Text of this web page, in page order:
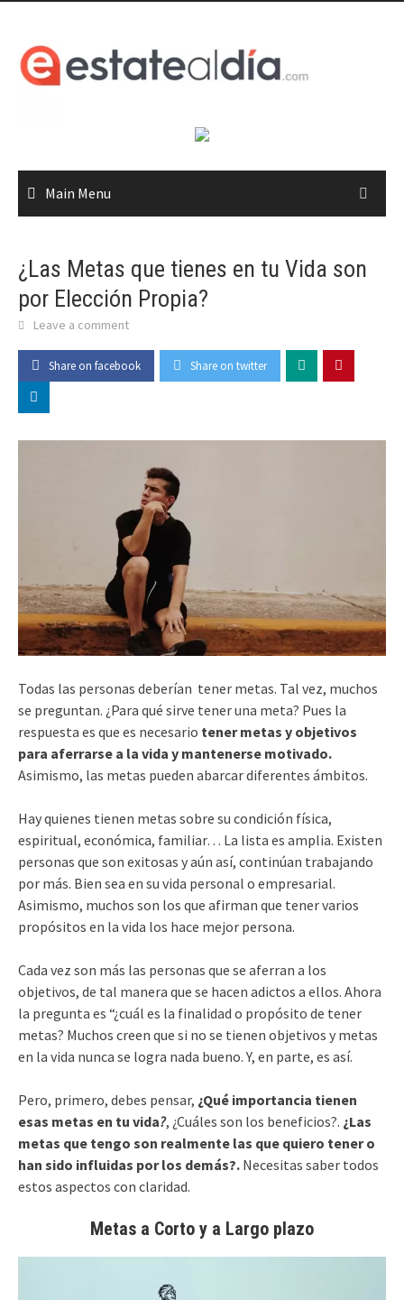
content
Main Menu
¿Las Metas que tienes en tu Vida son
por Elección Propia?
Leave a comment
Share on facebook Share on twitter
Todas las personas deberían tener metas. Tal vez, muchos
se preguntan. ¿Para qué sirve tener una meta? Pues la
respuesta es que es necesario tener metas y objetivos
para aferrarse a la vida y mantenerse motivado.
Asimismo, las metas pueden abarcar diferentes ámbitos.
Hay quienes tienen metas sobre su condición física,
espiritual, económica, familiar… La lista es amplia. Existen
personas que son exitosas y aún así, continúan trabajando
por más. Bien sea en su vida personal o empresarial.
Asimismo, muchos son los que afirman que tener varios
propósitos en la vida los hace mejor persona.
Cada vez son más las personas que se aferran a los
objetivos, de tal manera que se hacen adictos a ellos. Ahora
la pregunta es “¿cuál es la finalidad o propósito de tener
metas? Muchos creen que si no se tienen objetivos y metas
en la vida nunca se logra nada bueno. Y, en parte, es así.
Pero, primero, debes pensar, ¿Qué importancia tienen
esas metas en tu vida?, ¿Cuáles son los beneficios?. ¿Las
metas que tengo son realmente las que quiero tener o
han sido influidas por los demás?. Necesitas saber todos
estos aspectos con claridad.
Metas a Corto y a Largo plazo